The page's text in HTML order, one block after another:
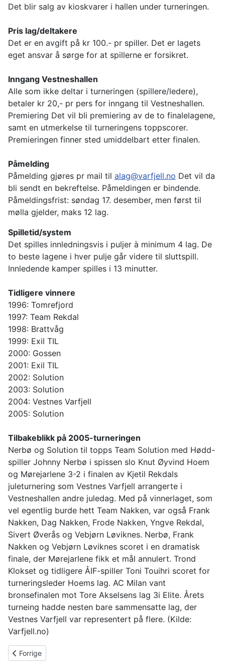
Det blir salg av kioskvarer i hallen under turneringen.
Pris lag/deltakere
Det er en avgift på kr 100.- pr spiller. Det er lagets
eget ansvar å sørge for at spillerne er forsikret.
Inngang Vestneshallen
Alle som ikke deltar i turneringen (spillere/ledere),
betaler kr 20,- pr pers for inngang til Vestneshallen.
Premiering Det vil bli premiering av de to finalelagene,
samt en utmerkelse til turneringens toppscorer.
Premieringen finner sted umiddelbart etter finalen.
Påmelding
Påmelding gjøres pr mail til alag@varfjell.no Det vil da
bli sendt en bekreftelse. Påmeldingen er bindende.
Påmeldingsfrist: søndag 17. desember, men først til
mølla gjelder, maks 12 lag.
Spilletid/system
Det spilles innledningsvis i puljer à minimum 4 lag. De
to beste lagene i hver pulje går videre til sluttspill.
Innledende kamper spilles i 13 minutter.
Tidligere vinnere
1996: Tomrefjord
1997: Team Rekdal
1998: Brattvåg
1999: Exil TIL
2000: Gossen
2001: Exil TIL
2002: Solution
2003: Solution
2004: Vestnes Varfjell
2005: Solution
Tilbakeblikk på 2005-turneringen
Nerbø og Solution til topps Team Solution med Hødd-
spiller Johnny Nerbø i spissen slo Knut Øyvind Hoem
og Mørejarlene 3-2 i finalen av Kjetil Rekdals
juleturnering som Vestnes Varfjell arrangerte i
Vestneshallen andre juledag. Med på vinnerlaget, som
vel egentlig burde hett Team Nakken, var også Frank
Nakken, Dag Nakken, Frode Nakken, Yngve Rekdal,
Sivert Øverås og Vebjørn Løviknes. Nerbø, Frank
Nakken og Vebjørn Løviknes scoret i en dramatisk
finale, der Mørejarlene fikk et mål annulert. Trond
Klokset og tidligere ÅIF-spiller Toni Touihri scoret for
turneringsleder Hoems lag. AC Milan vant
bronsefinalen mot Tore Akselsens lag 3i Elite. Årets
turneing hadde nesten bare sammensatte lag, der
Vestnes Varfjell var representert på flere. (Kilde:
Varfjell.no)
Forrige artikkel: Bra påmelding til Kjetil Rekdals juleturnering
Forrige